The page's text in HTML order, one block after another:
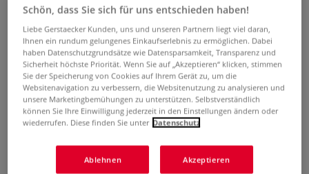
KUM® x paperieur Faded URBAN
Aquarellpinselset, 4-teilig
0 Bewertungen
Stadtansichten & Architektur. Inkl. Vorlagen zum Download.
Schön, dass Sie sich für uns entschieden haben!
Liebe Gerstaecker Kunden, uns und unseren Partnern liegt viel daran,
Ihnen ein rundum gelungenes Einkaufserlebnis zu ermöglichen. Dabei
haben Datenschutzgrundsätze wie Datensparsamkeit, Transparenz und
Sicherheit höchste Priorität. Wenn Sie auf „Akzeptieren“ klicken, stimmen
Sie der Speicherung von Cookies auf Ihrem Gerät zu, um die
Websitenavigation zu verbessern, die Websitenutzung zu analysieren und
unsere Marketingbemühungen zu unterstützen. Selbstverständlich
können Sie Ihre Einwilligung jederzeit in den Einstellungen ändern oder
wiederrufen. Diese finden Sie unter Datenschutz
Ablehnen Akzeptieren